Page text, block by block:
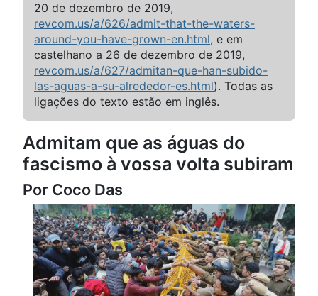
20 de dezembro de 2019,
revcom.us/a/626/admit-that-the-waters-
around-you-have-grown-en.html, e em
castelhano a 26 de dezembro de 2019,
revcom.us/a/627/admitan-que-han-subido-
las-aguas-a-su-alrededor-es.html). Todas as
ligações do texto estão em inglês.
Admitam que as águas do
fascismo à vossa volta subiram
Por Coco Das